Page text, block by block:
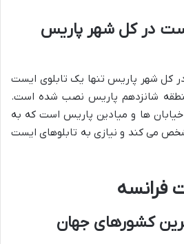
در کل شهر پاریس
در کل شهر پاریس تنها یک تابلوی ایست
منطقه شانزدهم پاریس نصب شده است.
ها و میادین پاریس است که به
می کند و نیازی به تابلوهای ایست
فرانسه
کشورهای جهان